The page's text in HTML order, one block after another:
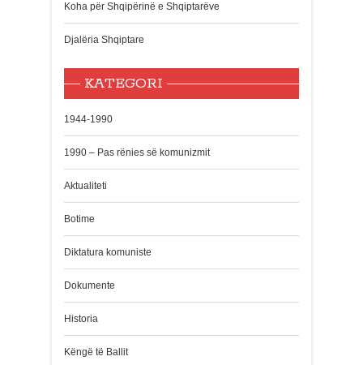
Koha për Shqipërinë e Shqiptarëve
Djalëria Shqiptare
KATEGORI
1944-1990
1990 – Pas rënies së komunizmit
Aktualiteti
Botime
Diktatura komuniste
Dokumente
Historia
Këngë të Ballit